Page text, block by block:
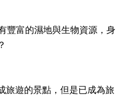
豐富的濕地與生物資源，身
旅遊的景點，但是已成為旅